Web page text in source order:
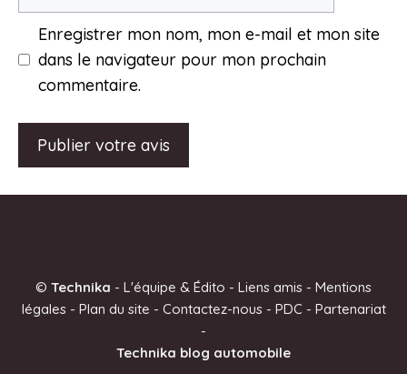
Enregistrer mon nom, mon e-mail et mon site
dans le navigateur pour mon prochain
commentaire.
n
© Technika - L'équipe & Édito - Liens amis - Mentions
légales- Plan du site - Contactez-nous- PDC - Partenariat
-
Technika blog automobile